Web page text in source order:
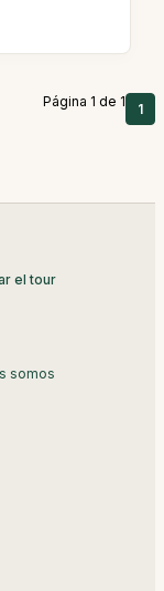
Página 1 de 1 1
el tour
somos